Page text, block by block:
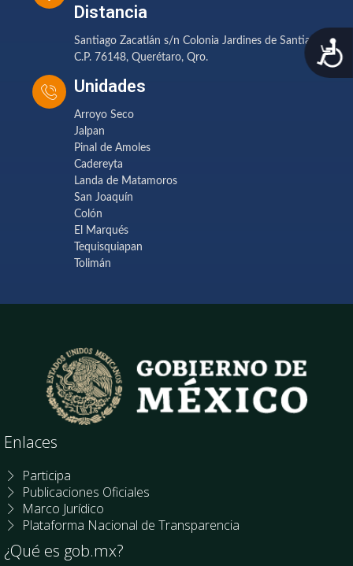
Distancia
Santiago Zacatlán s/n Colonia Jardines de Santiago
C.P. 76148, Querétaro, Qro.
Unidades
Arroyo Seco
Jalpan
Pinal de Amoles
Cadereyta
Landa de Matamoros
San Joaquín
Colón
El Marqués
Tequisquiapan
Tolimán
Enlaces
Participa
Publicaciones Oficiales
Marco Jurídico
Plataforma Nacional de Transparencia
¿Qué es gob.mx?